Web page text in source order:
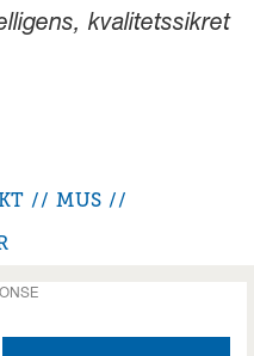
kvalitetssikret
MUS